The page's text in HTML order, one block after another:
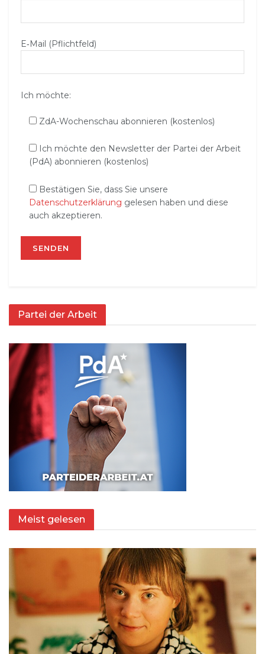
E‑Mail (Pflichtfeld)
Ich möchte:
ZdA-Wochenschau abonnieren (kostenlos)
Ich möchte den Newsletter der Partei der Arbeit
(PdA) abonnieren (kostenlos)
Bestätigen Sie, dass Sie unsere
Datenschutzerklärung gelesen haben und diese
auch akzeptieren.
Partei der Arbeit
Meist gelesen